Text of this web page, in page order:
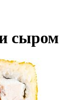
сыром